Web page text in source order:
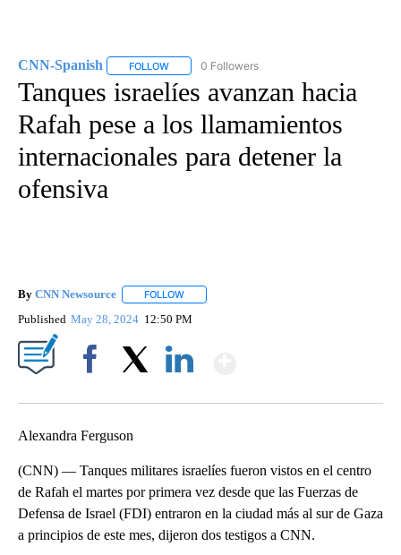
CNN-Spanish FOLLOW FOLLOW "CNN-SPANISH" TO RECEIVE
0 Followers
Tanques israelíes avanzan hacia
Rafah pese a los llamamientos
internacionales para detener la
ofensiva
By CNN Newsource FOLLOW
Published May 28, 2024 12:50 PM
Alexandra Ferguson
(CNN) — Tanques militares israelíes fueron vistos en el centro
de Rafah el martes por primera vez desde que las Fuerzas de
Defensa de Israel (FDI) entraron en la ciudad más al sur de Gaza
a principios de este mes, dijeron dos testigos a CNN.